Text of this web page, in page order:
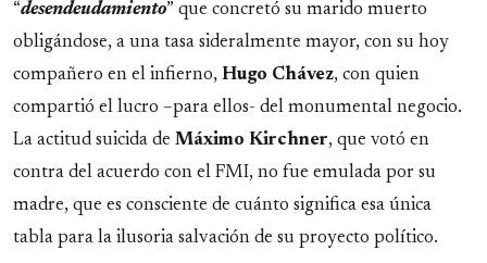
“desendeudamiento” que concretó su marido muerto
obligándose, a una tasa sideralmente mayor, con su hoy
compañero en el infierno, Hugo Chávez, con quien
compartió el lucro –para ellos- del monumental negocio.
La actitud suicida de Máximo Kirchner, que votó en
contra del acuerdo con el FMI, no fue emulada por su
madre, que es consciente de cuánto significa esa única
tabla para la ilusoria salvación de su proyecto político.